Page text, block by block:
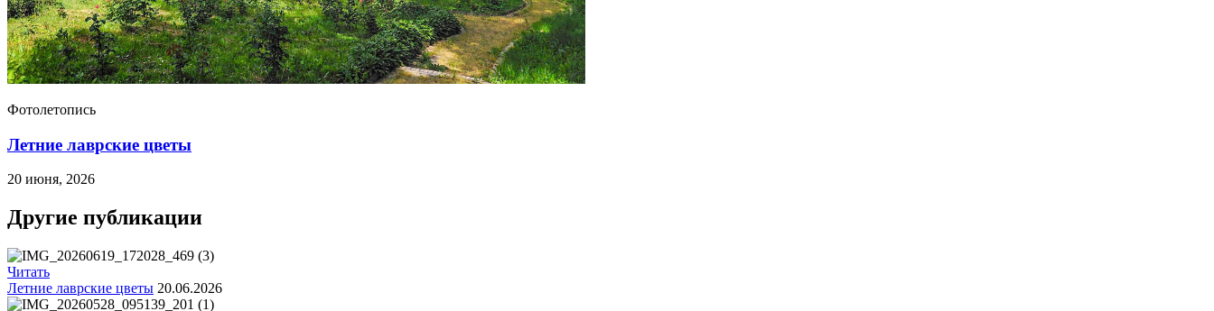
Фотолетопись
Летние лаврские цветы
20 июня, 2026
Другие публикации
Читать
Летние лаврские цветы 20.06.2026